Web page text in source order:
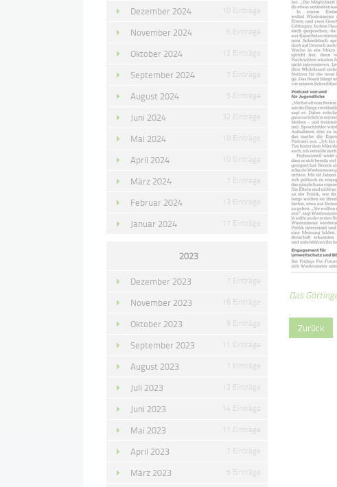
Das
Zurück
Dezember 2024 10 Einträge
November 2024 6 Einträge
Oktober 2024 12 Einträge
September 2024 7 Einträge
August 2024 5 Einträge
Juni 2024 32 Einträge
Mai 2024 19 Einträge
April 2024 10 Einträge
März 2024 7 Einträge
Februar 2024 13 Einträge
Januar 2024 17 Einträge
2023
Dezember 2023 7 Einträge
November 2023 16 Einträge
Oktober 2023 9 Einträge
September 2023 11 Einträge
August 2023 7 Einträge
Juli 2023 13 Einträge
Juni 2023 14 Einträge
Mai 2023 11 Einträge
April 2023 7 Einträge
März 2023 5 Einträge